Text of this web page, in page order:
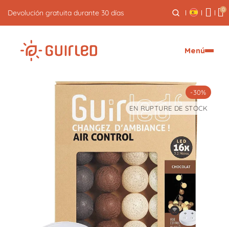
Devolución gratuita durante 30 días 0
Menú
-30%
EN RUPTURE DE STOCK